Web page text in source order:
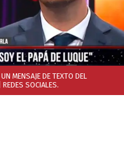
MENSAJE DE TEXTO DEL
| REDES SOCIALES.